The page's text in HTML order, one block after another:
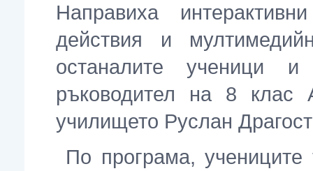
Направиха
действия и
останалите ученици
ръководител на 8 клас
училището Руслан
По програма,